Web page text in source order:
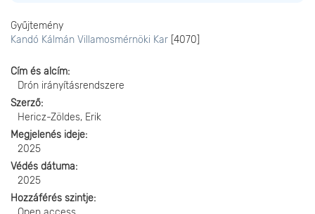
Gyűjtemény
Kandó Kálmán Villamosmérnöki Kar [4070]
Cím és alcím
Drón irányításrendszere
Szerző
Hericz-Zöldes, Erik
Megjelenés ideje
2025
Védés dátuma
2025
Hozzáférés szintje